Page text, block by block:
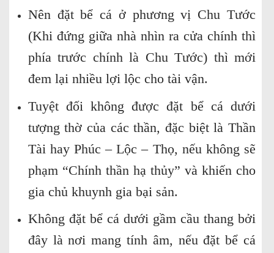
Nên đặt bể cá ở phương vị Chu Tước
(Khi đứng giữa nhà nhìn ra cửa chính thì
phía trước chính là Chu Tước) thì mới
đem lại nhiều lợi lộc cho tài vận.
Tuyệt đối không được đặt bể cá dưới
tượng thờ của các thần, đặc biệt là Thần
Tài hay Phúc – Lộc – Thọ, nếu không sẽ
phạm “Chính thần hạ thủy” và khiến cho
gia chủ khuynh gia bại sản.
Không đặt bể cá dưới gầm cầu thang bởi
đây là nơi mang tính âm, nếu đặt bể cá